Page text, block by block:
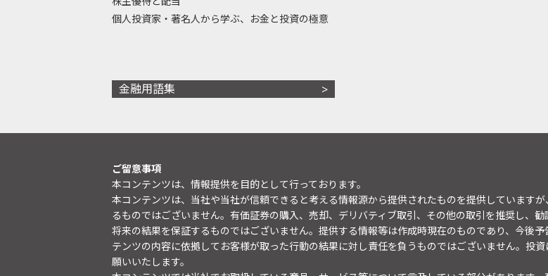
個人投資家・著名人から学ぶ、お金と投資の極意
金融用語集
ご留意事項
本コンテンツは、情報提供を目的として行っております。
本コンテンツは、当社や当社が信頼できると考える情報源から提供されたものを提供しています
るものではございません。有価証券の購入、売却、デリバティブ取引、その他の取引を推奨し、
将来の結果を保証するものではございません。提供する情報等は作成時現在のものであり、今後
テンツの内容に依拠してお客様が取った行動の結果に対し責任を負うものではございません。投
願いいたします。